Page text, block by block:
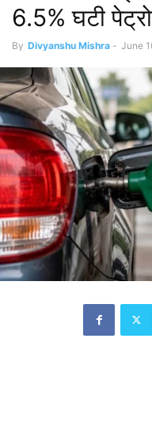
6.5% घटी
By Divyanshu Mishra - June